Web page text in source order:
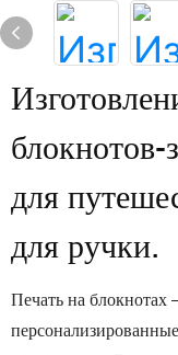
блокнотов-
для
для ручки.
Печать на блокнотах